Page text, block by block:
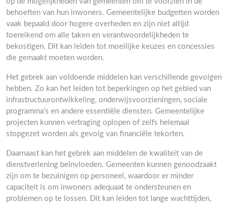
behoeften van hun inwoners. Gemeentelijke budgetten worden
vaak bepaald door hogere overheden en zijn niet altijd
toereikend om alle taken en verantwoordelijkheden te
bekostigen. Dit kan leiden tot moeilijke keuzes en concessies
die gemaakt moeten worden.
Het gebrek aan voldoende middelen kan verschillende gevolgen
hebben. Zo kan het leiden tot beperkingen op het gebied van
infrastructuurontwikkeling, onderwijsvoorzieningen, sociale
programma’s en andere essentiële diensten. Gemeentelijke
projecten kunnen vertraging oplopen of zelfs helemaal
stopgezet worden als gevolg van financiële tekorten.
Daarnaast kan het gebrek aan middelen de kwaliteit van de
dienstverlening beïnvloeden. Gemeenten kunnen genoodzaakt
zijn om te bezuinigen op personeel, waardoor er minder
capaciteit is om inwoners adequaat te ondersteunen en
problemen op te lossen. Dit kan leiden tot lange wachttijden,